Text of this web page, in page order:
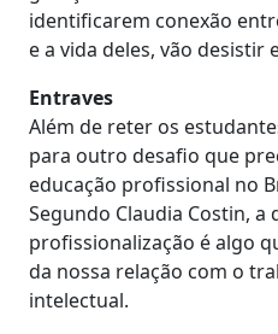
identificarem conexão
e a vida deles, vão desistir
Entraves
Além de reter os
para outro desafio que
educação profissional no
Segundo Claudia Costin,
profissionalização é algo
da nossa relação com o
intelectual.